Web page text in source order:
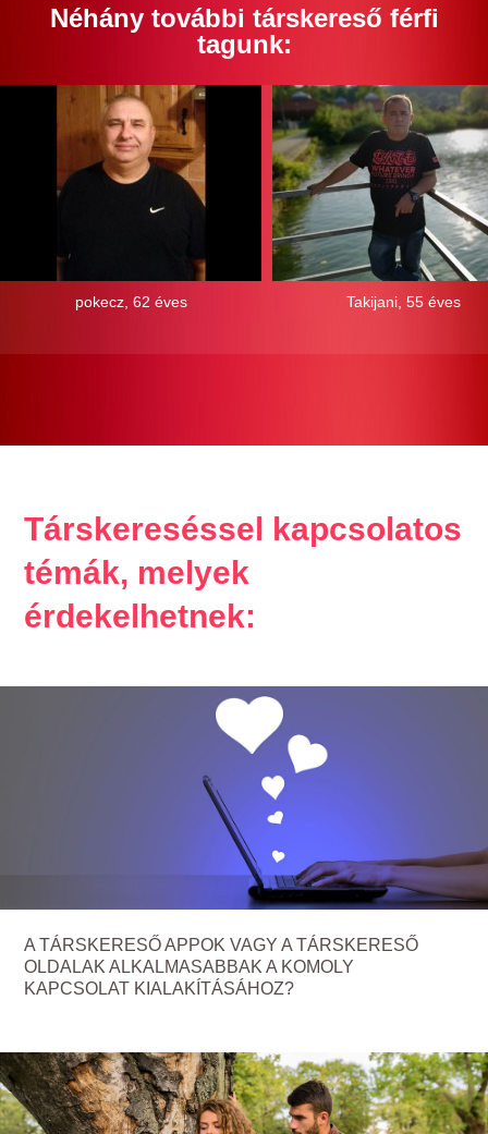
Néhány további társkereső férfi
tagunk:
pokecz, 62 éves Takijani, 55 éves
Társkereséssel kapcsolatos
témák, melyek
érdekelhetnek:
A TÁRSKERESŐ APPOK VAGY A TÁRSKERESŐ
OLDALAK ALKALMASABBAK A KOMOLY
KAPCSOLAT KIALAKÍTÁSÁHOZ?